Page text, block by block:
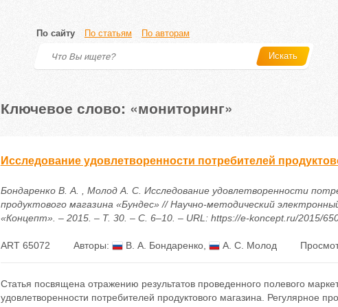
По сайту По статьям По авторам
Искать
Ключевое слово: «мониторинг»
Исследование удовлетворенности потребителей
Бондаренко В. А. , Молод А. С. Исследование удовлетворенности
продуктового магазина «Бундес» // Научно-методический
«Концепт». – 2015. – Т. 30. – С. 6–10. – URL: https://e-koncept.ru/2015/
ART 65072 Авторы: В. А. Бондаренко, А. С. Молод
Статья посвящена отражению результатов проведенного полевого
удовлетворенности потребителей продуктового магазина. Регулярное